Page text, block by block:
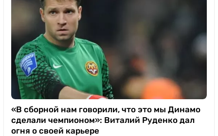
«В сборной нам говорили, что это мы Динамо
сделали чемпионом»: Виталий Руденко дал
огня о своей карьере